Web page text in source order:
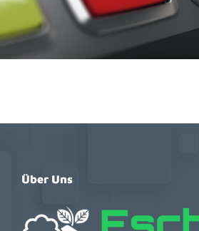
Über Uns